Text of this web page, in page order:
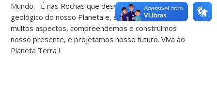
Mundo. É nas Rochas que desvendamos o passado
geológico do nosso Planeta e, sob o manto de
muitos aspectos, compreendemos e construímos
nosso presente, e projetamos nosso futuro. Viva ao
Planeta Terra !